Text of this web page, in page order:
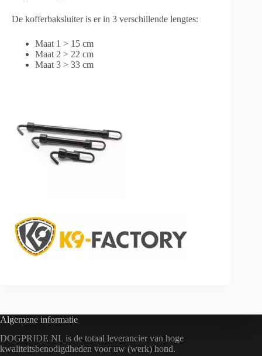
De kofferbaksluiter is er in 3 verschillende lengtes:
Maat 1 > 15 cm
Maat 2 > 22 cm
Maat 3 > 33 cm
Algemene informatie
DOGPRIDE NL is de totaal leverancier van hoge
kwaliteitsbenodigdheden voor uw (werk) hond.